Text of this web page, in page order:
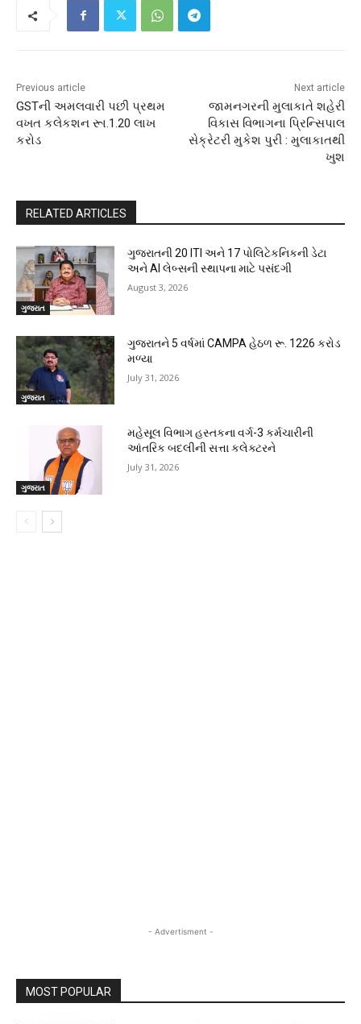
Previous article
GSTની અમલવારી પછી પ્રથમ
વખત કલેકશન રૂા.1.20 લાખ
કરોડ
Next article
જામનગરની મુલાકાતે શહેરી
વિકાસ વિભાગના પ્રિન્સિપાલ
સેક્રેટરી મુકેશ પુરી : મુલાકાતથી
ખુશ
RELATED ARTICLES
ગુજરાત
ગુજરાતની 20 ITI અને 17 પોલિટેકનિકની ડેટા
અને AI લેબ્સની સ્થાપના માટે પસંદગી
August 3, 2026
ગુજરાત
ગુજરાતને 5 વર્ષમાં CAMPA હેઠળ રૂ. 1226 કરોડ
મળ્યા
July 31, 2026
ગુજરાત
મહેસૂલ વિભાગ હસ્તકના વર્ગ-3 કર્મચારીની
આંતરિક બદલીની સત્તા કલેક્ટરને
July 31, 2026
- Advertisment -
MOST POPULAR